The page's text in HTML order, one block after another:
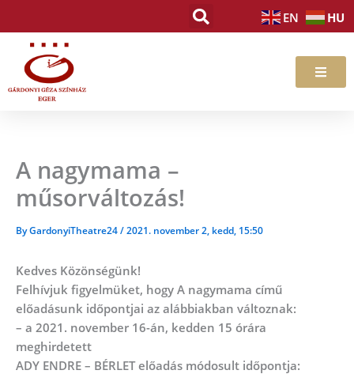
content
EN HU
A nagymama –
műsorváltozás!
ByGardonyiTheatre24/2021. november 2, kedd, 15:50
Kedves Közönségünk!
Felhívjuk figyelmüket, hogy A nagymama című
előadásunk időpontjai az alábbiakban változnak:
– a 2021. november 16-án, kedden 15 órára
meghirdetett
ADY ENDRE – BÉRLET előadás módosult időpontja: